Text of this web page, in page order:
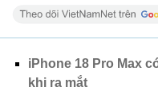
iPhone 18 Pro Max
khi ra mắt